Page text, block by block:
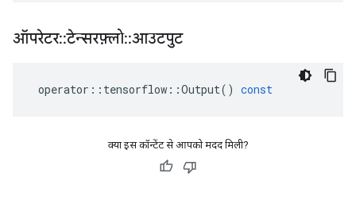
ऑपरेटर::टेन्सरफ़्लो::आउटपुट
operator :: tensorflow ::Output() const
क्या इस कॉन्टेंट से आपको मदद मिली?